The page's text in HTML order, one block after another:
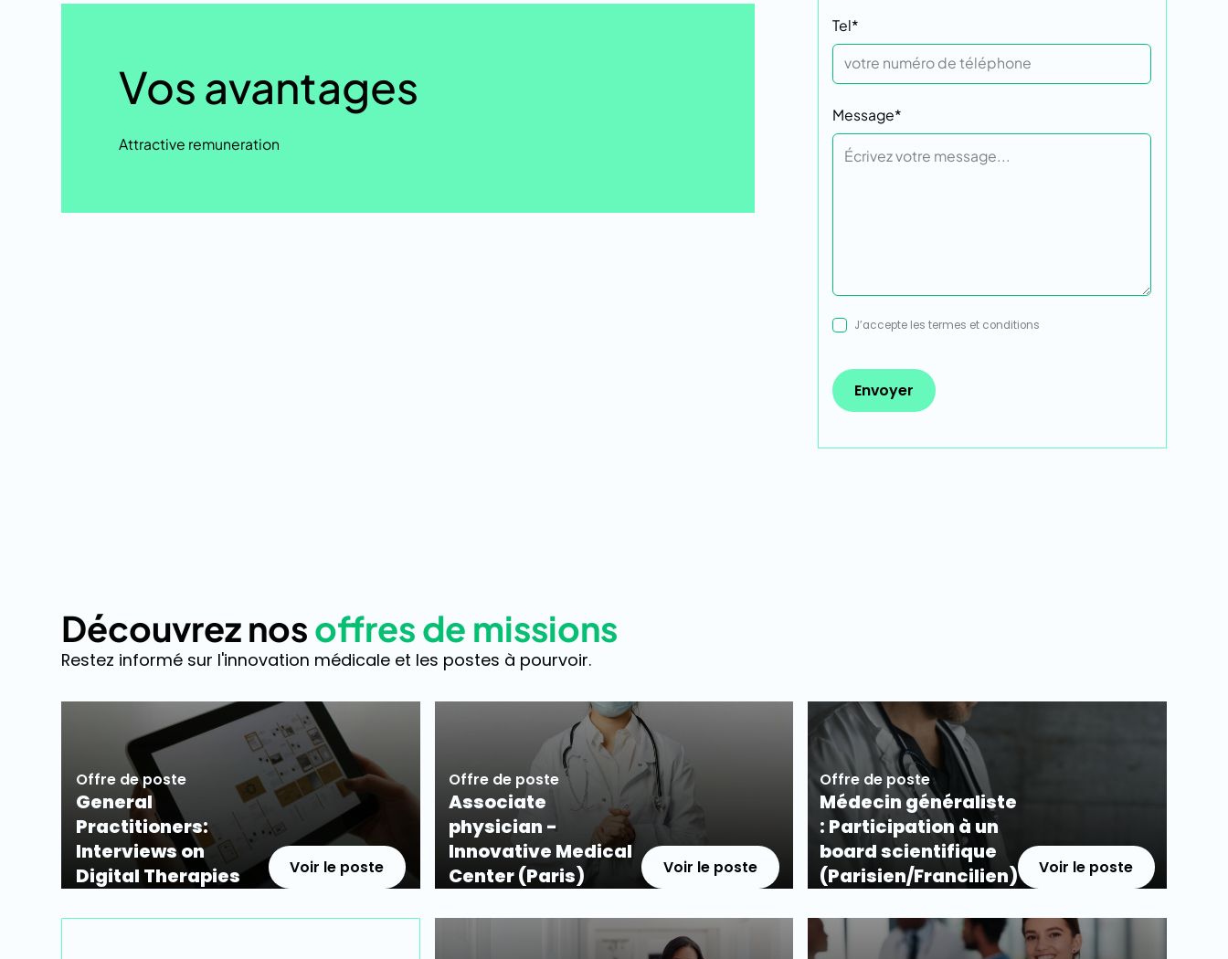
Vos avantages
Attractive remuneration
Tel*
Message*
J’accepte les termes et conditions
Découvrez nosoffres de missions
Restez informé sur l'innovation médicale et les postes à pourvoir.
Offre de poste
General
Practitioners:
Interviews on
Digital Therapies
Voir le poste
Offre de poste
Associate
physician -
Innovative Medical
Center (Paris)
Voir le poste
Offre de poste
Médecin généraliste
: Participation à un
board scientifique
(Parisien/Francilien)
Voir le poste